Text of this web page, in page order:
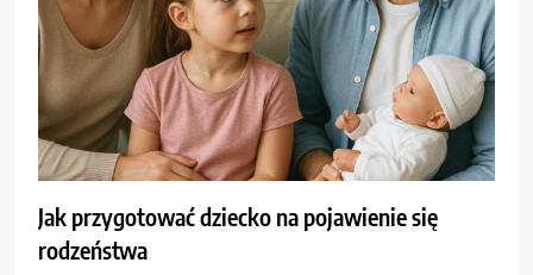
Jak przygotować dziecko na pojawienie się
rodzeństwa